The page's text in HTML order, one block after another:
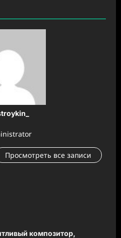
Просмотреть все записи
композитор,